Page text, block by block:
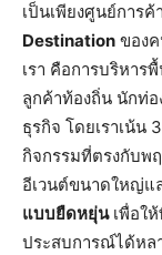
เป็นเพียงศูนย์การค้
Destination ของ
เรา คือการบริหา
ลูกค้าท้องถิ่น นักท่อ
ธุรกิจ โดยเราเน้น
กิจกรรมที่ตรงกับพ
อีเวนต์ขนาดใหญ่แ
แบบยืดหยุ่นเพื่อให้
ประสบการณ์ได้หล